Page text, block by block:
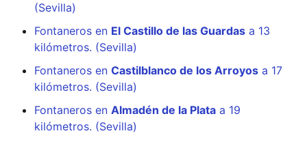
(Sevilla)
Fontaneros en El Castillo de las Guardas a 13
kilómetros. (Sevilla)
Fontaneros en Castilblanco de los Arroyos a 17
kilómetros. (Sevilla)
Fontaneros en Almadén de la Plata a 19
kilómetros. (Sevilla)